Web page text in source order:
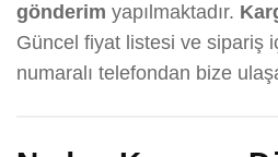
gönderim yapılmaktadır.
Güncel fiyat listesi ve sipariş
numaralı telefondan bize